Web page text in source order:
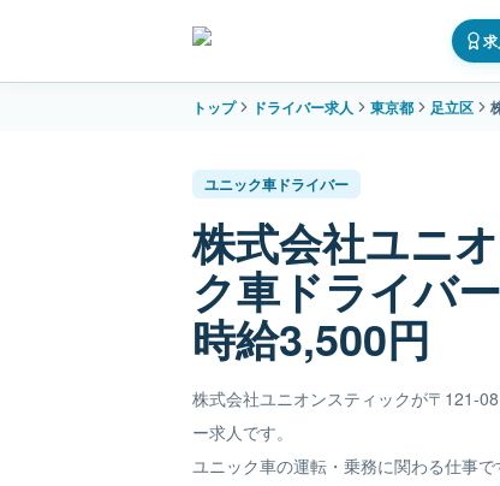
トップ ドライバー求人 東京都 足立区
ユニック車ドライバー
株式会社ユニ
ク車ドライバ
時給3,500円
株式会社ユニオンスティックが〒121-
ー求人です。
ユニック車の運転・乗務に関わる仕事で